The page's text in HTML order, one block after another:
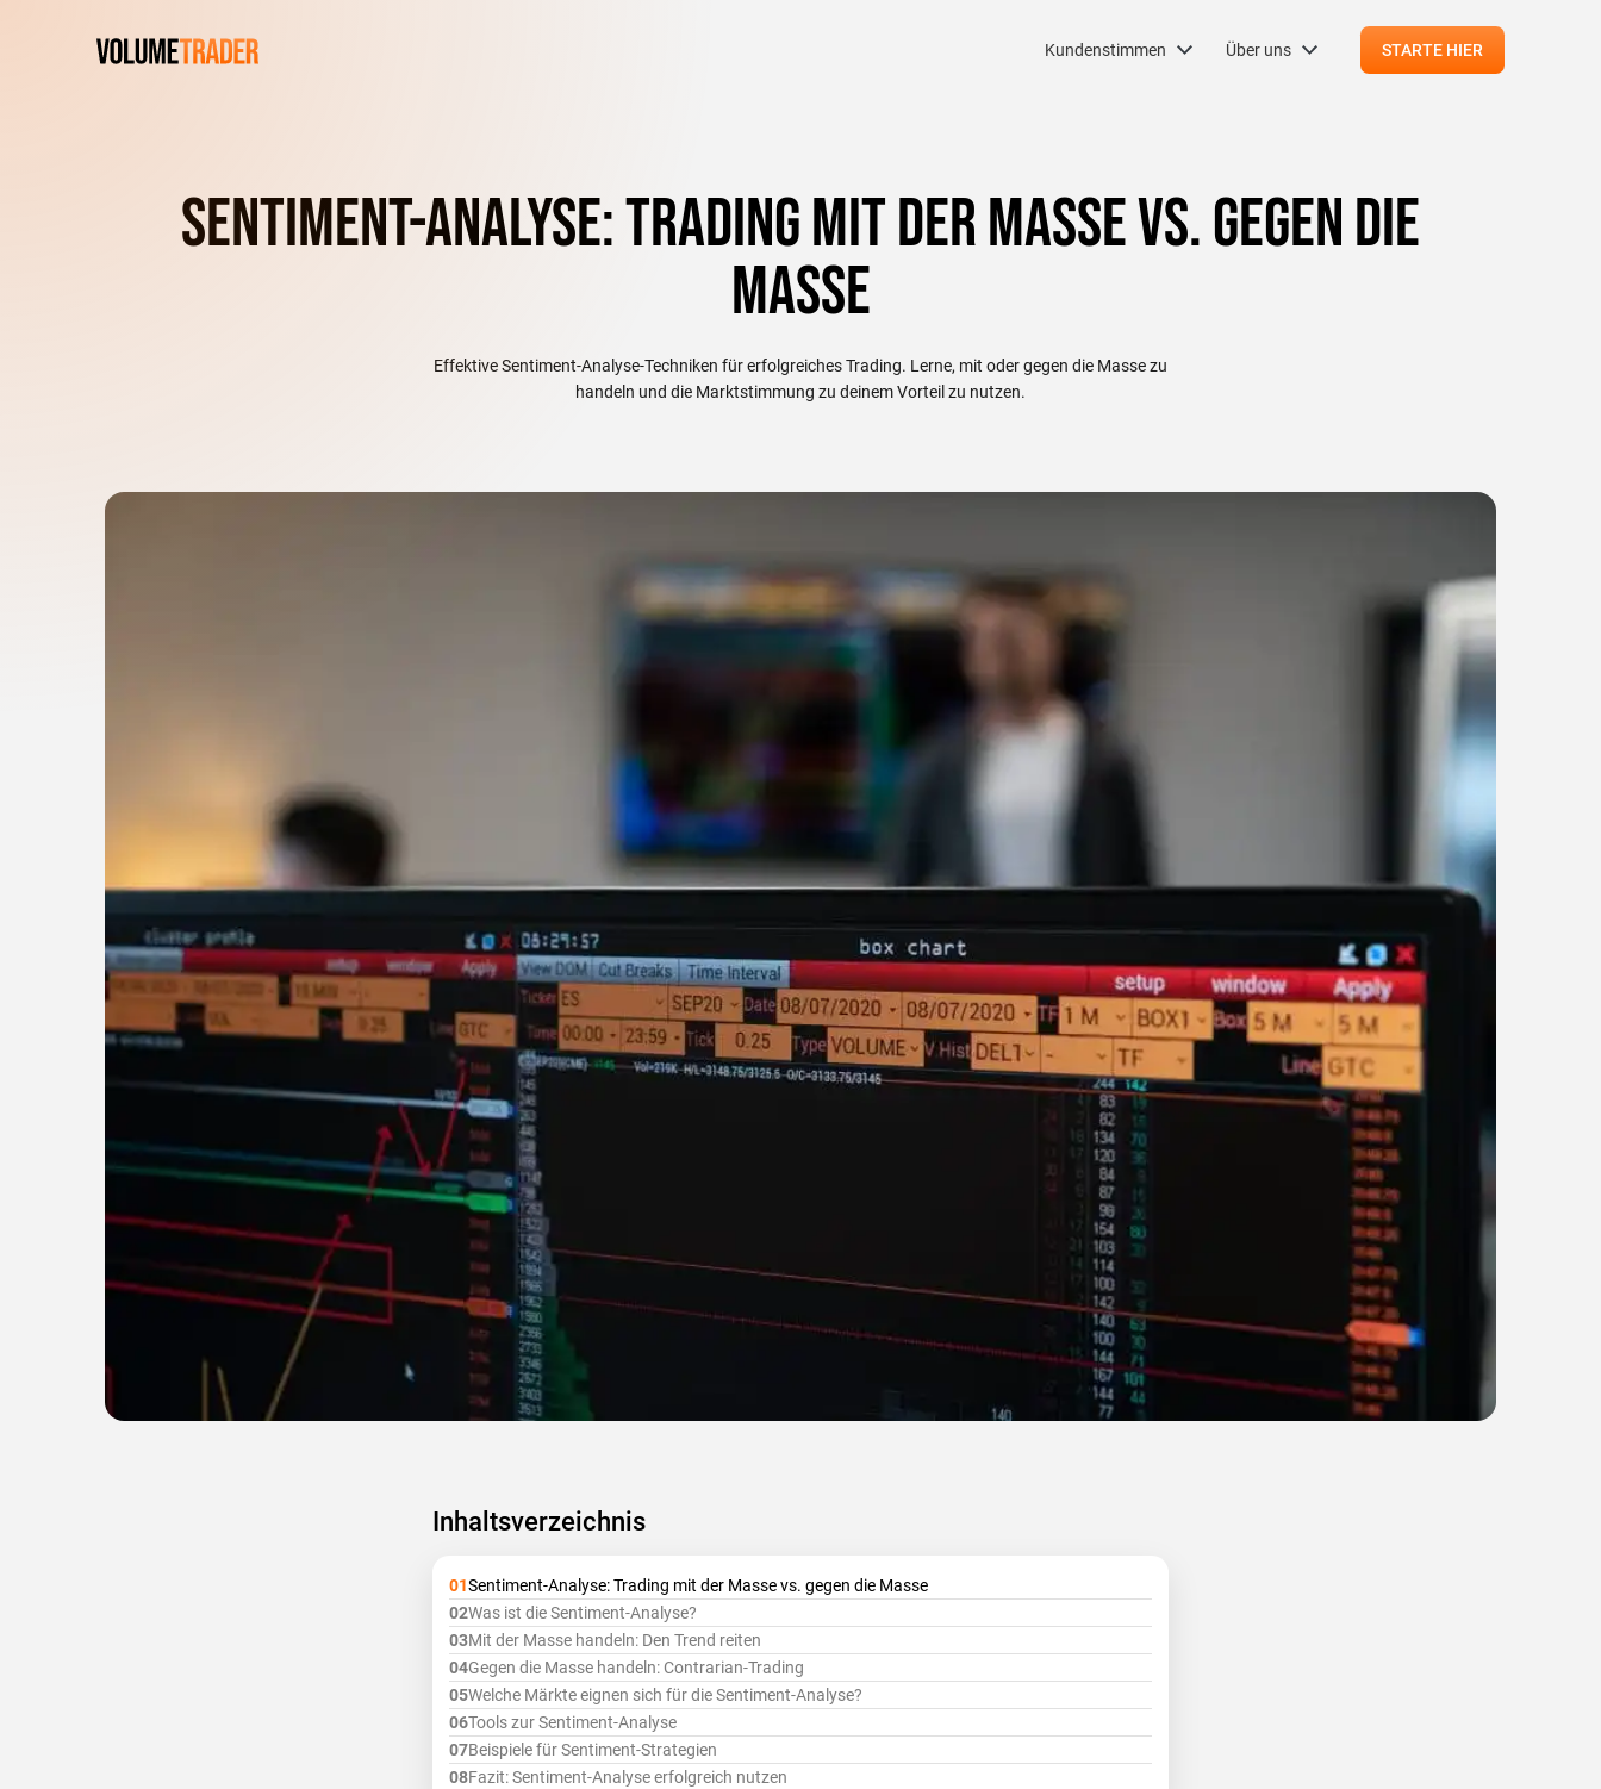
Kundenstimmen Über uns STARTE HIER
Sentiment-Analyse: Trading mit der Masse vs. gegen die
Masse
Effektive Sentiment-Analyse-Techniken für erfolgreiches Trading. Lerne, mit oder gegen die Masse zu
handeln und die Marktstimmung zu deinem Vorteil zu nutzen.
Inhaltsverzeichnis
Sentiment-Analyse: Trading mit der Masse vs. gegen die Masse
Was ist die Sentiment-Analyse?
Mit der Masse handeln: Den Trend reiten
Gegen die Masse handeln: Contrarian-Trading
Welche Märkte eignen sich für die Sentiment-Analyse?
Tools zur Sentiment-Analyse
Beispiele für Sentiment-Strategien
Fazit: Sentiment-Analyse erfolgreich nutzen